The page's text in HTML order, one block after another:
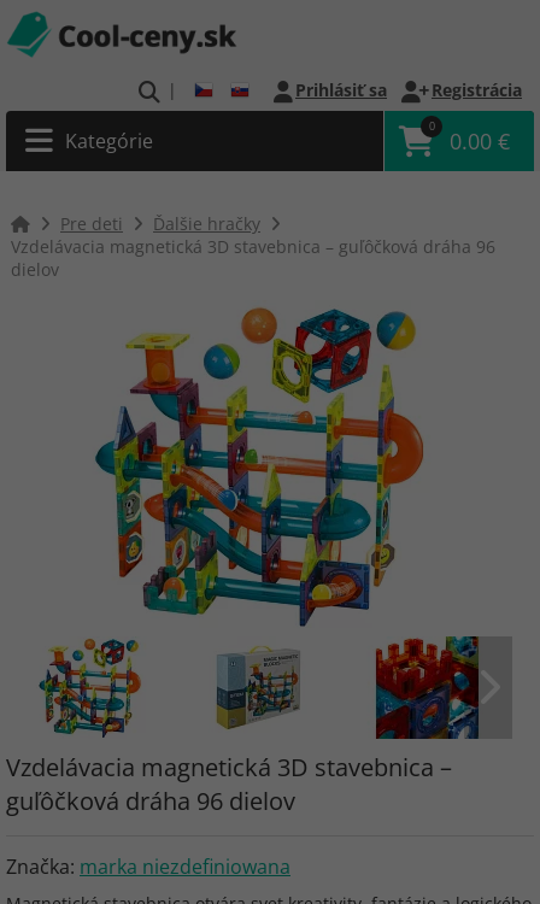
| Prihlásiť sa Registrácia
Kategórie
0
0.00 €
Pre deti
Ďalšie hračky
Vzdelávacia magnetická 3D stavebnica – guľôčková dráha 96
dielov
Vzdelávacia magnetická 3D stavebnica –
guľôčková dráha 96 dielov
Značka: marka niezdefiniowana